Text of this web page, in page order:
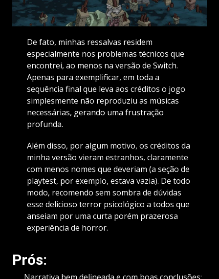
De fato, minhas ressalvas residem
especialmente nos problemas técnicos que
encontrei, ao menos na versão de Switch.
Apenas para exemplificar, em toda a
sequência final que leva aos créditos o jogo
simplesmente não reproduziu as músicas
necessárias, gerando uma frustração
profunda.
Além disso, por algum motivo, os créditos da
minha versão vieram estranhos, claramente
com menos nomes que deveriam (a seção de
playtest, por exemplo, estava vazia). De todo
modo, recomendo sem sombra de dúvidas
esse delicioso terror psicológico a todos que
anseiam por uma curta porém prazerosa
experiência de horror.
Prós:
Narrativa bem delineada e com boas conclusões;